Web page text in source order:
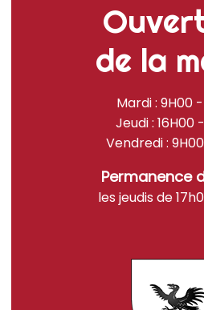
de la
Mardi : 9H00
Jeudi : 16H00
Vendredi :
Permanence
les jeudis de